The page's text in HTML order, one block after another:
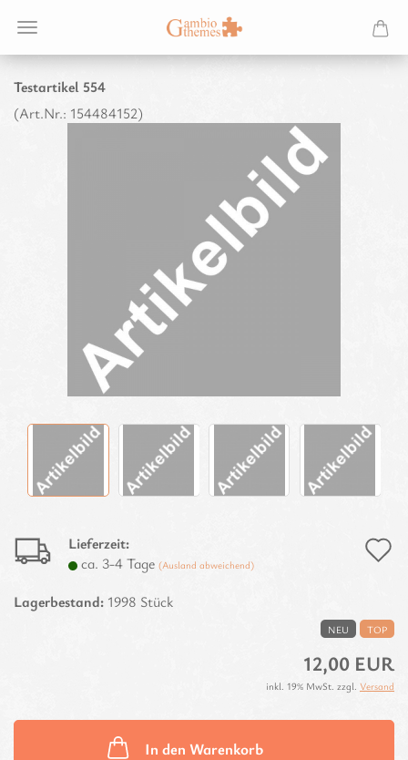
Te­st­ar­ti­kel 554
(Art.Nr.: 154484152)
Lieferzeit:
ca. 3-4 Tage (Ausland abweichend)
Lagerbestand: 1998 Stück
NEU TOP
12,00 EUR
inkl. 19% MwSt. zzgl. Versand
In den Warenkorb